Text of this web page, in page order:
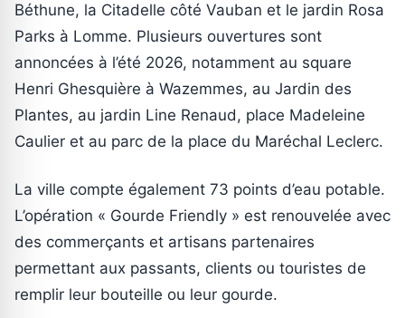
Béthune, la Citadelle côté Vauban et le jardin Rosa
Parks à Lomme. Plusieurs ouvertures sont
annoncées à l’été 2026, notamment au square
Henri Ghesquière à Wazemmes, au Jardin des
Plantes, au jardin Line Renaud, place Madeleine
Caulier et au parc de la place du Maréchal Leclerc.
La ville compte également 73 points d’eau potable.
L’opération « Gourde Friendly » est renouvelée avec
des commerçants et artisans partenaires
permettant aux passants, clients ou touristes de
remplir leur bouteille ou leur gourde.